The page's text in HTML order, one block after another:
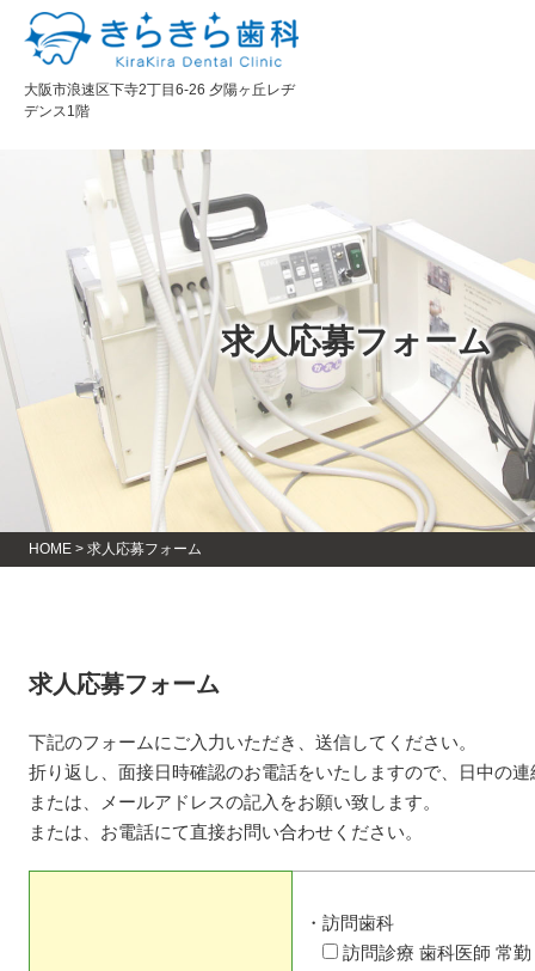
大阪市浪速区下寺2丁目6-26 夕陽ヶ丘レヂ
デンス1階
求人応募フォーム
HOME> 求人応募フォーム
求人応募フォーム
下記のフォームにご入力いただき、送信してください。
折り返し、面接日時確認のお電話をいたしますので、日中の
または、メールアドレスの記入をお願い致します。
または、お電話にて直接お問い合わせください。
・訪問歯科
訪問診療 歯科医師 常